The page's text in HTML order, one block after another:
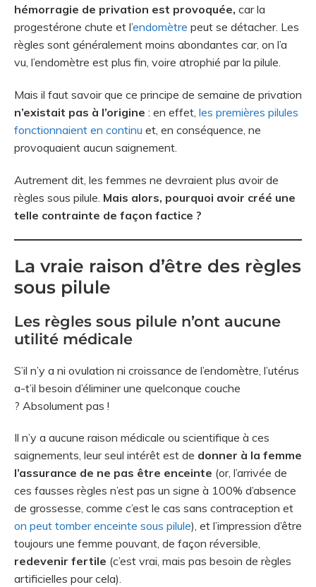
hémorragie de privation est provoquée, car la
progestérone chute et l’endomètre peut se détacher. Les
règles sont généralement moins abondantes car, on l’a
vu, l’endomètre est plus fin, voire atrophié par la pilule.
Mais il faut savoir que ce principe de semaine de privation
n’existait pas à l’origine : en effet, les premières pilules
fonctionnaient en continu et, en conséquence, ne
provoquaient aucun saignement.
Autrement dit, les femmes ne devraient plus avoir de
règles sous pilule. Mais alors, pourquoi avoir créé une
telle contrainte de façon factice ?
La vraie raison d’être des règles
sous pilule
Les règles sous pilule n’ont aucune
utilité médicale
S’il n’y a ni ovulation ni croissance de l’endomètre, l’utérus
a-t’il besoin d’éliminer une quelconque couche
? Absolument pas !
Il n’y a aucune raison médicale ou scientifique à ces
saignements, leur seul intérêt est de donner à la femme
l’assurance de ne pas être enceinte (or, l’arrivée de
ces fausses règles n’est pas un signe à 100% d’absence
de grossesse, comme c’est le cas sans contraception et
on peut tomber enceinte sous pilule), et l’impression d’être
toujours une femme pouvant, de façon réversible,
redevenir fertile (c’est vrai, mais pas besoin de règles
artificielles pour cela).